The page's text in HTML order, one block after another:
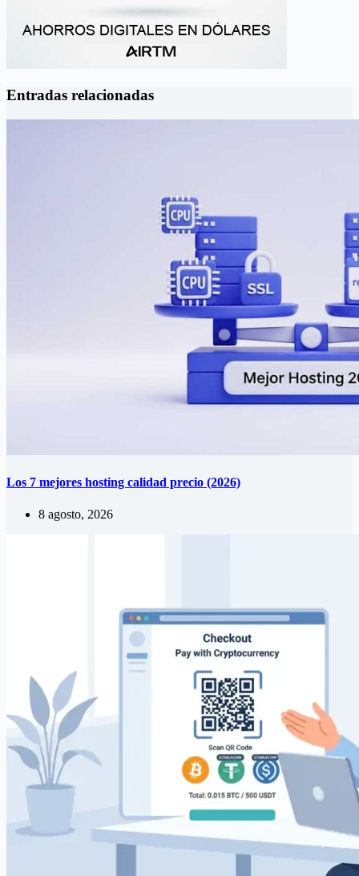
Entradas relacionadas
Los 7 mejores hosting calidad precio (2026)
8 agosto, 2026